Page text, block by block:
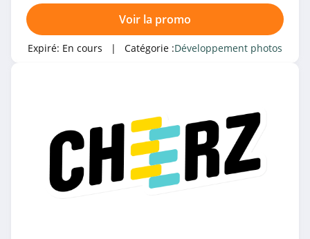
moment. Venez très vite!
Voir la promo
Expiré: En cours | Catégorie :Développement photos